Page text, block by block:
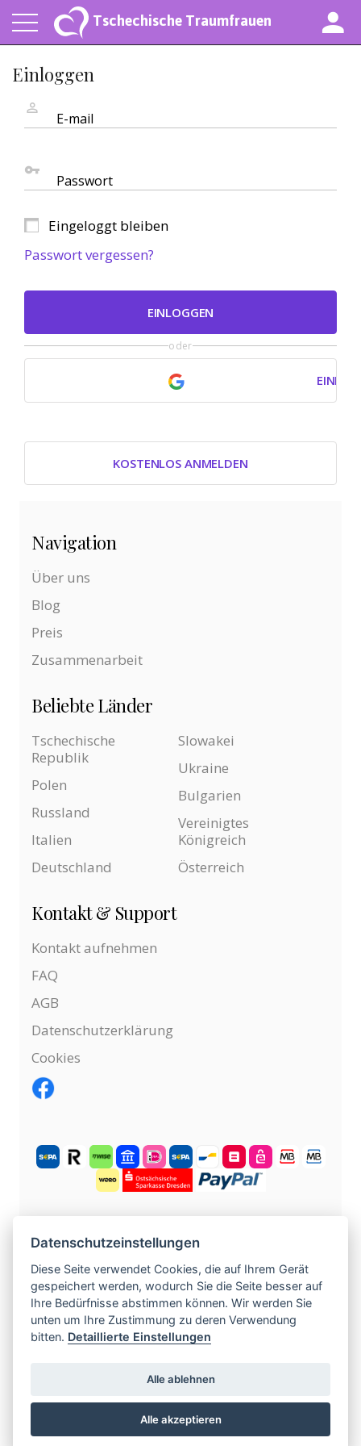
Tschechische Traumfrauen
Einloggen
E-mail
Passwort
Eingeloggt bleiben
Passwort vergessen?
EINLOGGEN
oder
KOSTENLOS ANMELDEN
Navigation
Über uns
Blog
Preis
Zusammenarbeit
Beliebte Länder
Tschechische
Republik
Polen
Russland
Italien
Deutschland
Slowakei
Ukraine
Bulgarien
Vereinigtes
Königreich
Österreich
Kontakt & Support
Kontakt aufnehmen
FAQ
AGB
Datenschutzerklärung
Cookies
©2004 -2026tschechische-traumfrauen.de.
Alle Rechte vorbehalten.
KOSTENLOS ANMELDEN
www.europska-zoznamka.sk
seznamka.cz|www.loveineurope.eu|
www.stavdum.cz
Datenschutzeinstellungen
Diese Seite verwendet Cookies, die auf Ihrem Gerät
gespeichert werden, wodurch Sie die Seite besser auf
Ihre Bedürfnisse abstimmen können. Wir werden Sie
unten um Ihre Zustimmung zu deren Verwendung
bitten. Detaillierte Einstellungen
Alle ablehnen
Alle akzeptieren